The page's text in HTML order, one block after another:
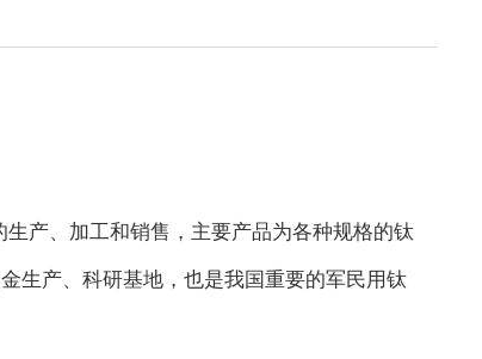
产、加工和销售，主要产品为各种规格的钛
生产、科研基地，也是我国重要的军民用钛